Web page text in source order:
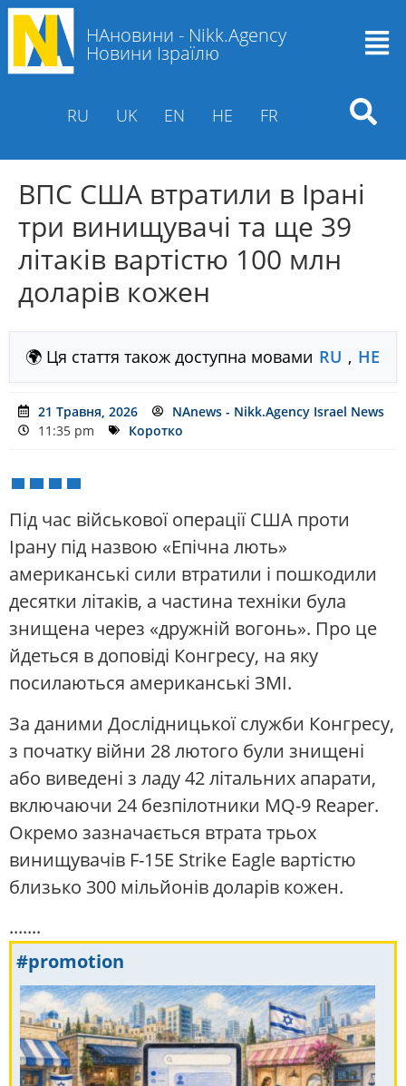
НАновини - Nikk.Agency
Новини Ізраїлю
RU UK EN HE FR
ВПС США втратили в Ірані
три винищувачі та ще 39
літаків вартістю 100 млн
доларів кожен
🌍 Ця стаття також доступна мовами RU , HE
21 Травня, 2026
NAnews - Nikk.Agency Israel News
11:35 pm
Коротко
Під час військової операції США проти
Ірану під назвою «Епічна лють»
американські сили втратили і пошкодили
десятки літаків, а частина техніки була
знищена через «дружній вогонь». Про це
йдеться в доповіді Конгресу, на яку
посилаються американські ЗМІ.
За даними Дослідницької служби Конгресу,
з початку війни 28 лютого були знищені
або виведені з ладу 42 літальних апарати,
включаючи 24 безпілотники MQ-9 Reaper.
Окремо зазначається втрата трьох
винищувачів F-15E Strike Eagle вартістю
близько 300 мільйонів доларів кожен.
.......
#promotion